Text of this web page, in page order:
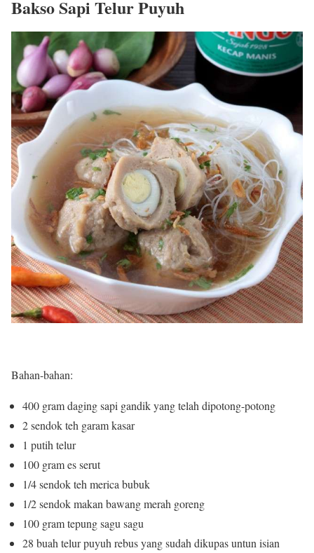
Bakso Sapi Telur Puyuh
Bahan-bahan:
400 gram daging sapi gandik yang telah dipotong-potong
2 sendok teh garam kasar
1 putih telur
100 gram es serut
1/4 sendok teh merica bubuk
1/2 sendok makan bawang merah goreng
100 gram tepung sagu sagu
28 buah telur puyuh rebus yang sudah dikupas untun isian